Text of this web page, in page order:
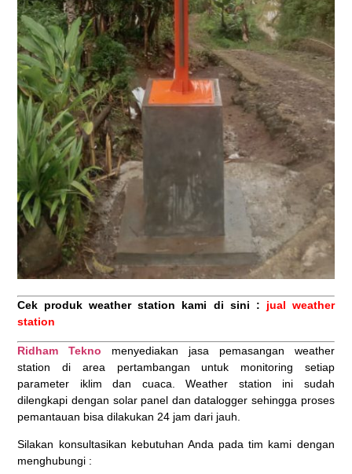
Cek produk weather station kami di sini :
jual weather
station
Ridham Tekno menyediakan jasa pemasangan weather
station di area pertambangan untuk monitoring setiap
parameter iklim dan cuaca. Weather station ini sudah
dilengkapi dengan solar panel dan datalogger sehingga proses
pemantauan bisa dilakukan 24 jam dari jauh.
Silakan konsultasikan kebutuhan Anda pada tim kami dengan
menghubungi :